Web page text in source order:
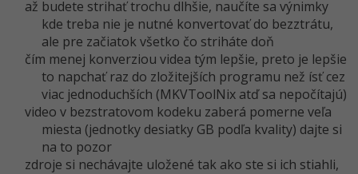
až budete strihať trochu dlhšie, naučíte sa výnimky
kde treba nie je nutné konvertovať do bezztrátu,
ale pre začiatok všetko čo striháte doň
čím menej konverziou videa tým lepšie, preto je lepšie
to napchať raz do zložitejších programu než ísť cez
viac jednoduchších (MKVToolNix atď sa nepočítajú)
video v bezstratovom kodeku zaberá pomerne veľa
miesta (jednotky desiatky GB podľa kvality) dajte si
na to pozor
zdroje si nechávajte uložené tak ako ste si ich stiahli,